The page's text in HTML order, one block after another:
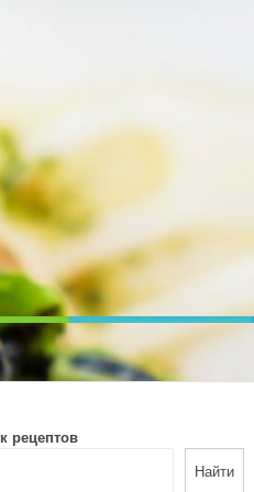
ДИЕТИЧЕСКОЕ ПИТАНИЕ
рецептов
Найти